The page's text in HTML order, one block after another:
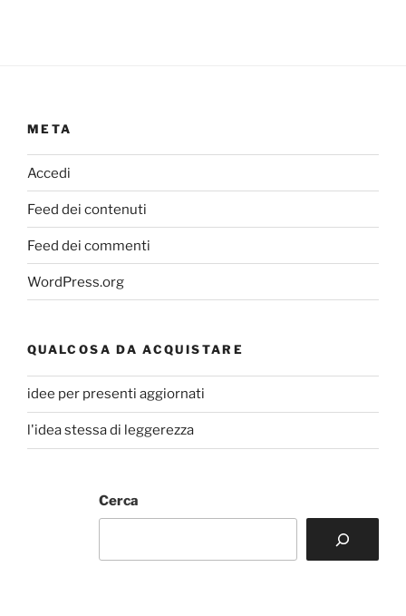
META
Accedi
Feed dei contenuti
Feed dei commenti
WordPress.org
QUALCOSA DA ACQUISTARE
idee per presenti aggiornati
l'idea stessa di leggerezza
Cerca